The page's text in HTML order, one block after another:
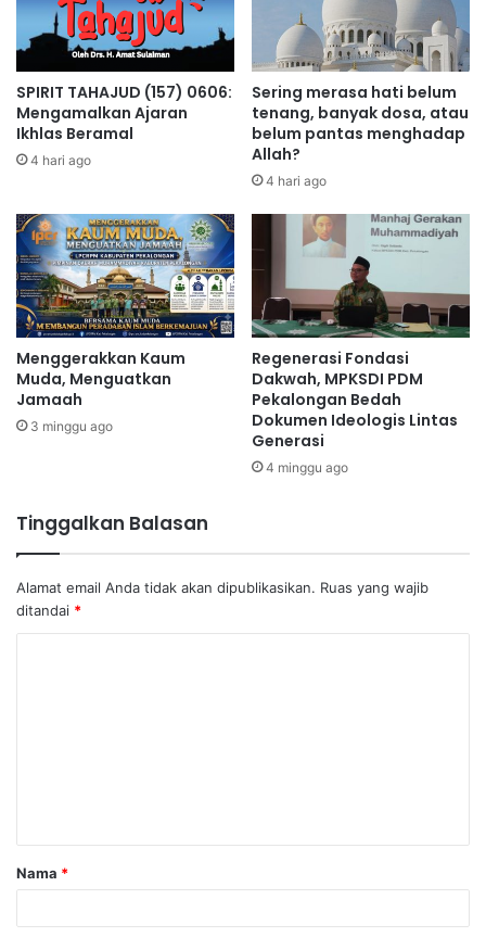
SPIRIT TAHAJUD (157) 0606:
Mengamalkan Ajaran
Ikhlas Beramal
4 hari ago
Sering merasa hati belum
tenang, banyak dosa, atau
belum pantas menghadap
Allah?
4 hari ago
Menggerakkan Kaum
Muda, Menguatkan
Jamaah
3 minggu ago
Regenerasi Fondasi
Dakwah, MPKSDI PDM
Pekalongan Bedah
Dokumen Ideologis Lintas
Generasi
4 minggu ago
Tinggalkan Balasan
Alamat email Anda tidak akan dipublikasikan. Ruas yang wajib
ditandai *
a
r
Nama *